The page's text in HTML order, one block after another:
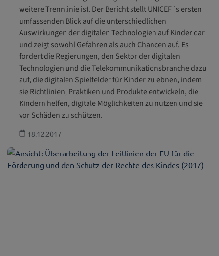
weitere Trennlinie ist. Der Bericht stellt UNICEF´s ersten
umfassenden Blick auf die unterschiedlichen
Auswirkungen der digitalen Technologien auf Kinder dar
und zeigt sowohl Gefahren als auch Chancen auf. Es
fordert die Regierungen, den Sektor der digitalen
Technologien und die Telekommunikationsbranche dazu
auf, die digitalen Spielfelder für Kinder zu ebnen, indem
sie Richtlinien, Praktiken und Produkte entwickeln, die
Kindern helfen, digitale Möglichkeiten zu nutzen und sie
vor Schäden zu schützen.
18.12.2017